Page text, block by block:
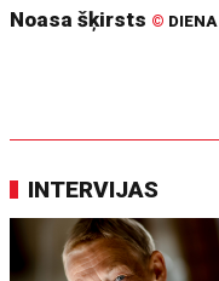
Noasa šķirsts © DIENA
INTERVIJAS